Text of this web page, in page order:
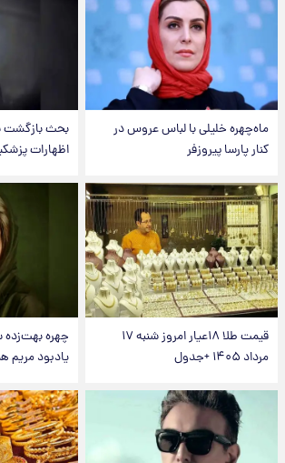
ماه‌چهره خلیلی با لباس عروس در
کنار پارسا پیروزفر
بحث بازگشت
اظهارات
قیمت طلا ۱۸عیار امروز شنبه ۱۷
مرداد ۱۴۰۵ +جدول
چهره بهت‌زده
یادبود مریم